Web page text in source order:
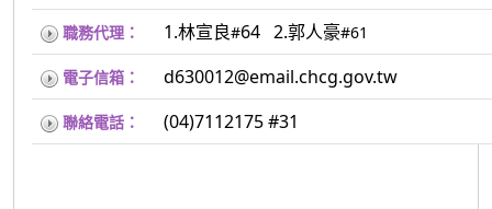
職務代理： 1.林宣良#64 2.郭人豪#61
電子信箱： d630012@email.chcg.gov.tw
聯絡電話： (04)7112175 #31